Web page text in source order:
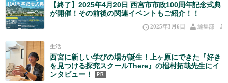
【終了】2025年4月20日 西宮市市政100周年記念式典
が開催！その前後の関連イベントもご紹介！！
2025年3月6日 編集部｜J
生活
西宮に新しい学びの場が誕生！上ヶ原にできた『好き
を見つける探究スクールThere』の椙村拓哉先生にイ
ンタビュー！
PR